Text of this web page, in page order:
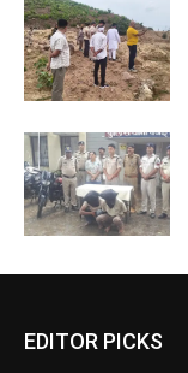
EDITOR PICKS